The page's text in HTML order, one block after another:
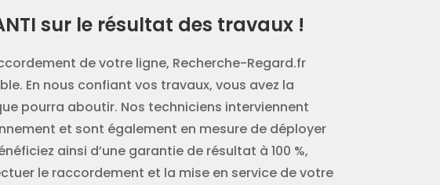
sur le résultat des travaux !
de votre ligne, Recherche-Regard.fr
En nous confiant vos travaux, vous avez la
pourra aboutir. Nos techniciens interviennent
et sont également en mesure de déployer
ainsi d’une garantie de résultat à 100 %,
le raccordement et la mise en service de votre